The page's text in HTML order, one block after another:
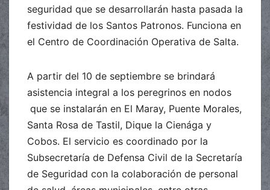
seguridad que se desarrollarán hasta pasada la
festividad de los Santos Patronos. Funciona en
el Centro de Coordinación Operativa de Salta.
A partir del 10 de septiembre se brindará
asistencia integral a los peregrinos en nodos
que se instalarán en El Maray, Puente Morales,
Santa Rosa de Tastil, Dique la Cienága y
Cobos. El servicio es coordinado por la
Subsecretaría de Defensa Civil de la Secretaría
de Seguridad con la colaboración de personal